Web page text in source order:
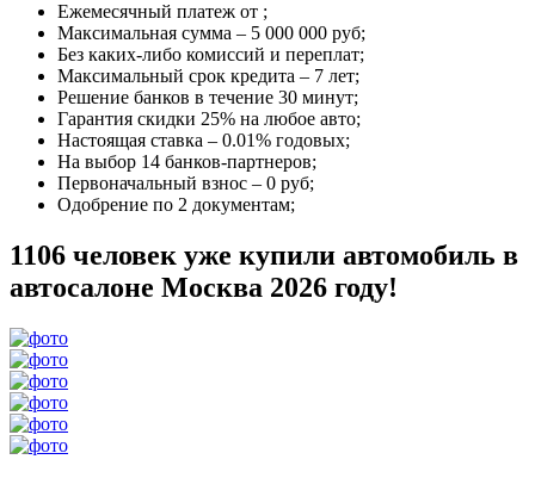
Ежемесячный платеж от ;
Максимальная сумма – 5 000 000 руб;
Без каких-либо комиссий и переплат;
Максимальный срок кредита – 7 лет;
Решение банков в течение 30 минут;
Гарантия скидки 25% на любое авто;
Настоящая ставка – 0.01% годовых;
На выбор 14 банков-партнеров;
Первоначальный взнос – 0 руб;
Одобрение по 2 документам;
1106 человек уже купили автомобиль в
автосалоне Москва 2026 году!